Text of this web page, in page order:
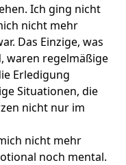
Ich ging nicht
nicht mehr
Das Einzige, was
waren regelmäßige
Erledigung
Situationen, die
nicht nur im
nicht mehr
noch mental.